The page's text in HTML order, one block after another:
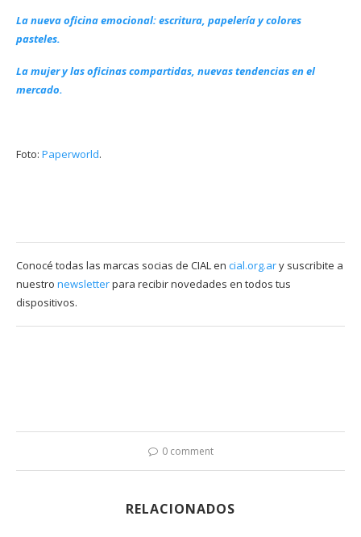
La nueva oficina emocional: escritura, papelería y colores
pasteles.
La mujer y las oficinas compartidas, nuevas tendencias en el
mercado.
Foto: Paperworld.
Conocé todas las marcas socias de CIAL en cial.org.ary suscribite a
nuestro newsletterpara recibir novedades en todos tus
dispositivos.
0 comment
RELACIONADOS